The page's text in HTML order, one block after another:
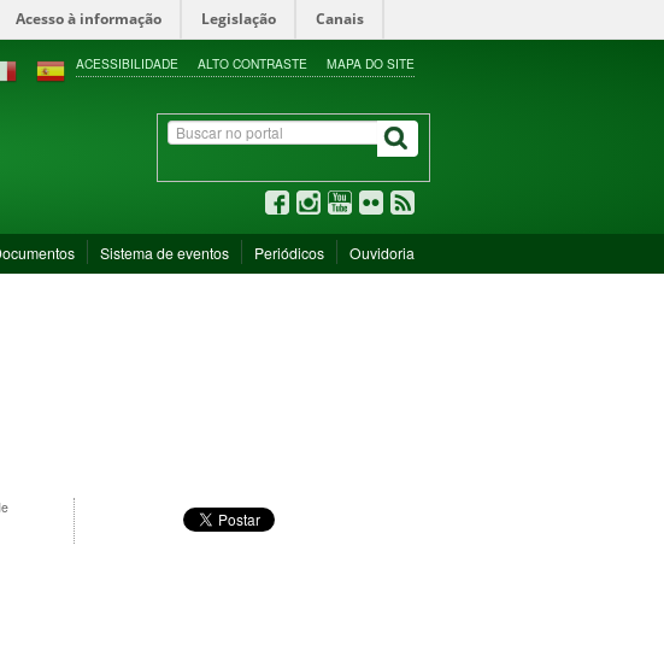
Acesso à informação Legislação Canais
ACESSIBILIDADE ALTO CONTRASTE MAPA DO SITE
Sistema de eventos Periódicos Ouvidoria